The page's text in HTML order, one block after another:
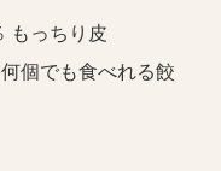
もっちり皮
個でも食べれる餃